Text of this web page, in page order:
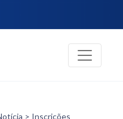
> Inscrições